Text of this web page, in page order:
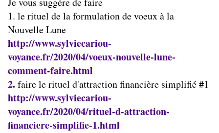
1. le rituel de la formulation de voeux à la
Nouvelle Lune
http://www.sylviecariou-
voyance.fr/2020/04/voeux-nouvelle-lune-
comment-faire.html
2. faire le rituel d'attraction financière simplifié #1
http://www.sylviecariou-
voyance.fr/2020/04/rituel-d-attraction-
financiere-simplifie-1.html